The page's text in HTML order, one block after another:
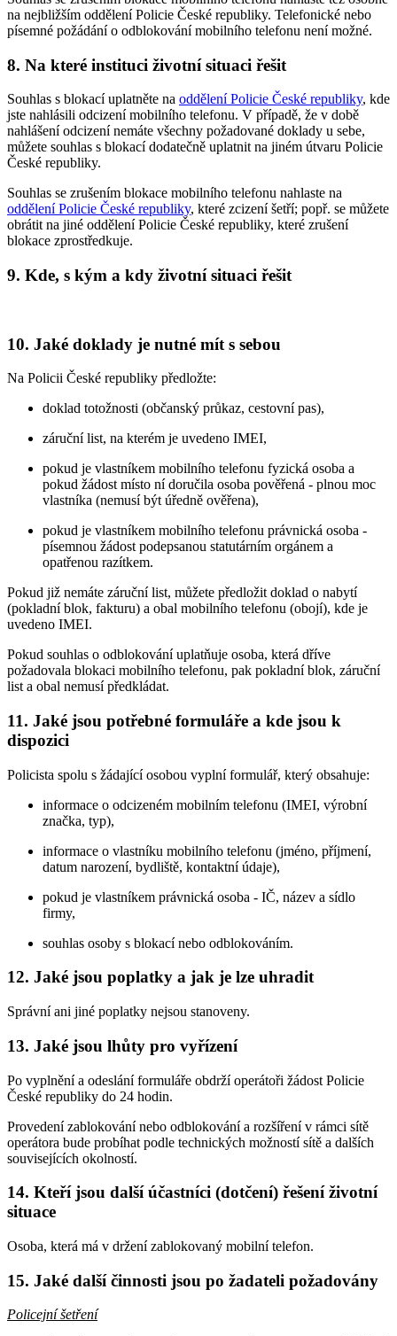
na nejbližším oddělení Policie České republiky. Telefonické nebo
písemné požádání o odblokování mobilního telefonu není možné.
8. Na které instituci životní situaci řešit
Souhlas s blokací uplatněte na oddělení Policie České republiky, kde
jste nahlásili odcizení mobilního telefonu. V případě, že v době
nahlášení odcizení nemáte všechny požadované doklady u sebe,
můžete souhlas s blokací dodatečně uplatnit na jiném útvaru Policie
České republiky.
Souhlas se zrušením blokace mobilního telefonu nahlaste na
oddělení Policie České republiky, které zcizení šetří; popř. se můžete
obrátit na jiné oddělení Policie České republiky, které zrušení
blokace zprostředkuje.
9. Kde, s kým a kdy životní situaci řešit
10. Jaké doklady je nutné mít s sebou
Na Policii České republiky předložte:
doklad totožnosti (občanský průkaz, cestovní pas),
záruční list, na kterém je uvedeno IMEI,
pokud je vlastníkem mobilního telefonu fyzická osoba a
pokud žádost místo ní doručila osoba pověřená - plnou moc
vlastníka (nemusí být úředně ověřena),
pokud je vlastníkem mobilního telefonu právnická osoba -
písemnou žádost podepsanou statutárním orgánem a
opatřenou razítkem.
Pokud již nemáte záruční list, můžete předložit doklad o nabytí
(pokladní blok, fakturu) a obal mobilního telefonu (obojí), kde je
uvedeno IMEI.
Pokud souhlas o odblokování uplatňuje osoba, která dříve
požadovala blokaci mobilního telefonu, pak pokladní blok, záruční
list a obal nemusí předkládat.
11. Jaké jsou potřebné formuláře a kde jsou k
dispozici
Policista spolu s žádající osobou vyplní formulář, který obsahuje:
informace o odcizeném mobilním telefonu (IMEI, výrobní
značka, typ),
informace o vlastníku mobilního telefonu (jméno, příjmení,
datum narození, bydliště, kontaktní údaje),
pokud je vlastníkem právnická osoba - IČ, název a sídlo
firmy,
souhlas osoby s blokací nebo odblokováním.
12. Jaké jsou poplatky a jak je lze uhradit
Správní ani jiné poplatky nejsou stanoveny.
13. Jaké jsou lhůty pro vyřízení
Po vyplnění a odeslání formuláře obdrží operátoři žádost Policie
České republiky do 24 hodin.
Provedení zablokování nebo odblokování a rozšíření v rámci sítě
operátora bude probíhat podle technických možností sítě a dalších
souvisejících okolností.
14. Kteří jsou další účastníci (dotčení) řešení životní
situace
Osoba, která má v držení zablokovaný mobilní telefon.
15. Jaké další činnosti jsou po žadateli požadovány
Policejní šetření